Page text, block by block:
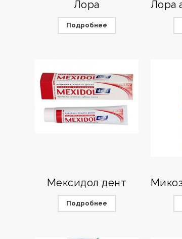
Лора
Подробнее
Мексидол дент
Подробнее